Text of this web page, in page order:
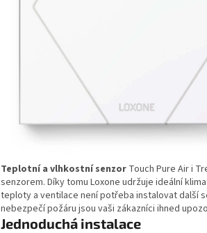
Teplotní a vlhkostní senzor Touch Pure Air i
senzorem. Díky tomu Loxone udržuje ideální
teploty a ventilace není potřeba instalovat další
nebezpečí požáru jsou vaši zákazníci ihned
Jednoduchá instalace